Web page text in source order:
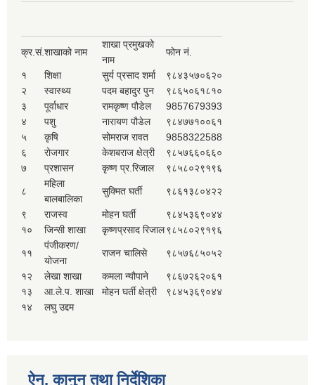
क्र.सं.शाखाको नाम
शाखा प्रमुखको
नाम
फोन नं.
१ शिक्षा सुर्य प्रसाद शर्मा
९८४३५७०६२०
२
स्वास्थ्य पदम बहादुर पुन
९८६५०६१८१०
३
पूर्वाधार रामकृष्ण पौडेल
9857679393
४
पशु नारायण पौडेल
९८४७७१००६१
५
कृषि सोमराज रावत
9858322588
६
रोजगार केशबराज क्षेत्री
९८५७६६०६६०
७
प्रशासन कृष्ण प्र.रिजाल ९८५८०२९१९६
८
महिला
बालबालिका
सुक्मित घर्ती ९८६१३८०४२२
९ राजस्व मोहन घर्ती
९८४५३६९०४४
१०
जिन्सी शाखा कृष्णप्रसाद रिजाल९८५८०२९१९६
११
पंजीकरण/
योजना
राजन चालिसे ९८५७६८५०५२
१२ लेखा शाखा कमला न्यौपाने
९८६७२६२०६१
१३
आ.ले.प. शाखा मोहन घर्ती क्षेत्री
९८४५३६९०४४
१४
लघु उद्दम
ऐन, कानुन तथा निर्देशिका